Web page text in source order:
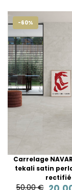
-60%
Carrelage
tekali satin
rectifié
50.00 €